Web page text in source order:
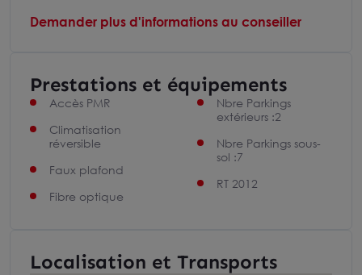
Demander plus d'informations au conseiller
Prestations et équipements
Accès PMR
Climatisation
réversible
Faux plafond
Fibre optique
Nbre Parkings
extérieurs :2
Nbre Parkings sous-
sol :7
RT 2012
Localisation et Transports